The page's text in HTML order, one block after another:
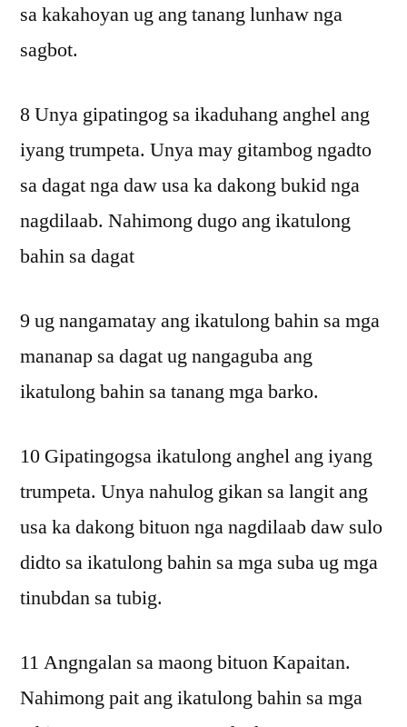
sa kakahoyan ug ang tanang lunhaw nga
sagbot.
8 Unya gipatingog sa ikaduhang anghel ang
iyang trumpeta. Unya may gitambog ngadto
sa dagat nga daw usa ka dakong bukid nga
nagdilaab. Nahimong dugo ang ikatulong
bahin sa dagat
9 ug nangamatay ang ikatulong bahin sa mga
mananap sa dagat ug nangaguba ang
ikatulong bahin sa tanang mga barko.
10 Gipatingogsa ikatulong anghel ang iyang
trumpeta. Unya nahulog gikan sa langit ang
usa ka dakong bituon nga nagdilaab daw sulo
didto sa ikatulong bahin sa mga suba ug mga
tinubdan sa tubig.
11 Angngalan sa maong bituon Kapaitan.
Nahimong pait ang ikatulong bahin sa mga